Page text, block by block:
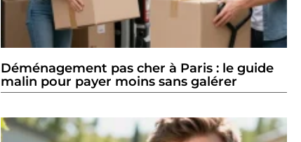
Déménagement pas cher à Paris : le guide
malin pour payer moins sans galérer